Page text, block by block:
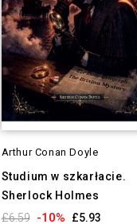
Arthur Conan Doyle
Studium w szkarłacie.
Sherlock Holmes
£6.59 -10% £5.93